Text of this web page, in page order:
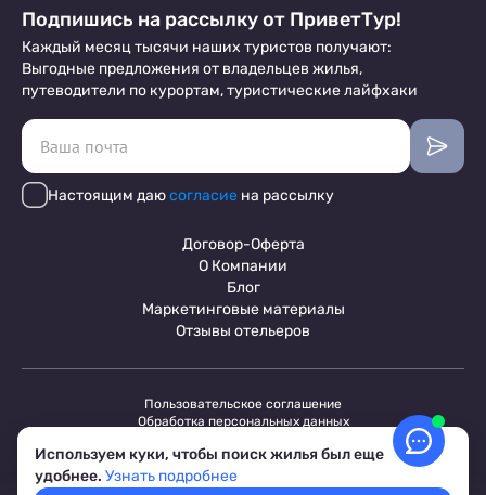
Подпишись на рассылку от ПриветТур!
Каждый месяц тысячи наших туристов получают:
Выгодные предложения от владельцев жилья,
путеводители по курортам, туристические лайфхаки
Настоящим даюсогласие на рассылку
Договор-Оферта
О Компании
Блог
Маркетинговые материалы
Отзывы отельеров
© 2017-2026 ПриветТур™
Российский сервис бронирования жилья, официальный сайт,
товарный знак №842642
Пользовательское соглашение
Обработка персональных данных
Используем куки, чтобы поиск жилья был еще
удобнее. Узнать подробнее